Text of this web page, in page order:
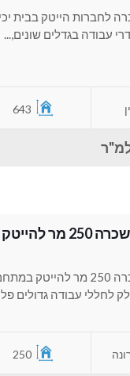
לחברות הייטק בבית
עבודה בגדלים שונים,...
643
משרד להשכרה
משרד להשכרה 250 מר
לחללי עבודה גדולים
250